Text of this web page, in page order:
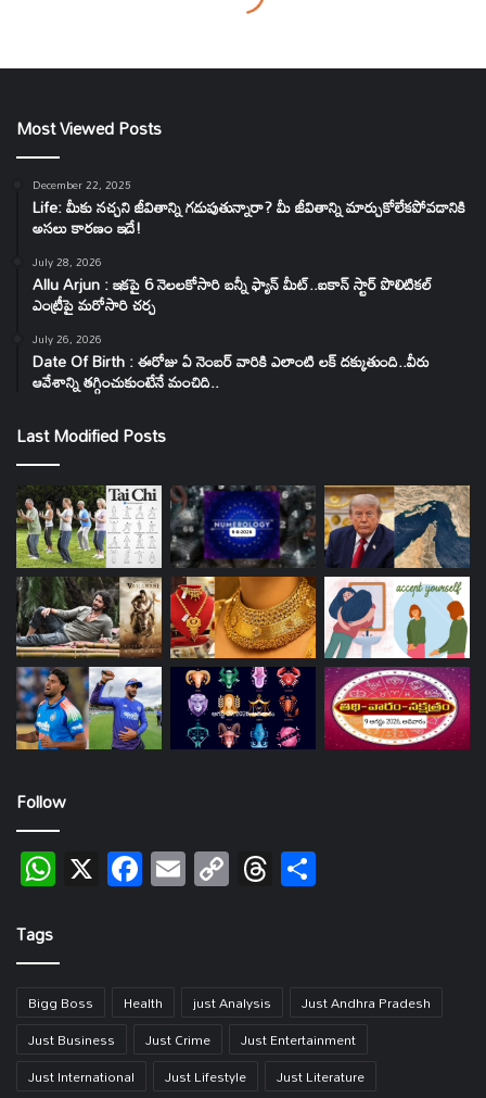
Most Viewed Posts
December 22, 2025
Life: మీకు నచ్చని జీవితాన్ని గడుపుతున్నారా? మీ జీవితాన్ని మార్చుకోలేకపోవడానికి
అసలు కారణం ఇదే!
July 28, 2026
Allu Arjun : ఇకపై 6 నెలలకోసారి బన్నీ ఫ్యాన్ మీట్..ఐకాన్ స్టార్ పొలిటికల్
ఎంట్రీపై మరోసారి చర్చ
July 26, 2026
Date Of Birth : ఈరోజు ఏ నెంబర్ వారికి ఎలాంటి లక్ దక్కుతుంది..వీరు
ఆవేశాన్ని తగ్గించుకుంటేనే మంచిది..
Last Modified Posts
Follow
WhatsApp
X Facebook
EmailCopy
Link
Threads
Tags
Bigg Boss Health just Analysis
Just Andhra Pradesh
Just Business
Just Crime
Just Entertainment
Just International
Just Lifestyle Just Literature